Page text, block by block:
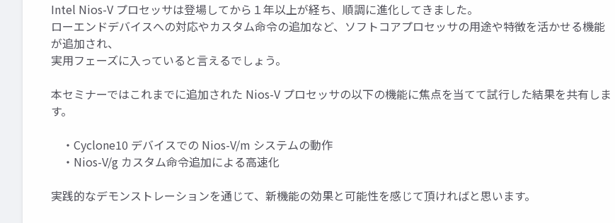
Intel Nios-V プロセッサは登場してから１年以上が経ち、順調に進化してきました。
ローエンドデバイスへの対応やカスタム命令の追加など、ソフトコアプロセッサの用途や特徴を活かせる機能
が追加され、
実用フェーズに入っていると言えるでしょう。
本セミナーではこれまでに追加された Nios-V プロセッサの以下の機能に焦点を当てて試行した結果を共有しま
す。
・Cyclone10 デバイスでの Nios-V/m システムの動作
・Nios-V/g カスタム命令追加による高速化
実践的なデモンストレーションを通じて、新機能の効果と可能性を感じて頂ければと思います。